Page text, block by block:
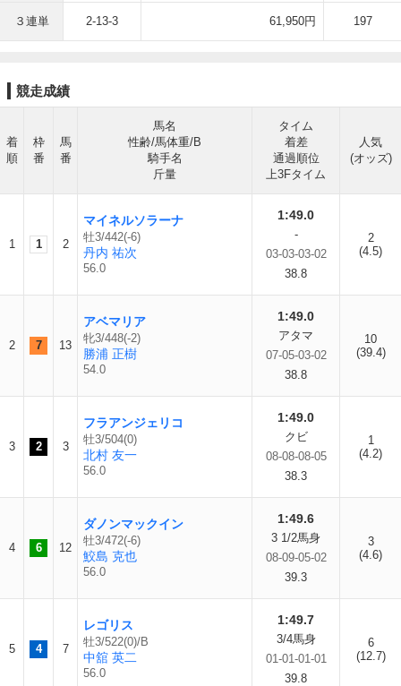
３連単 2-13-3 61,950円 197
競走成績
着
順
枠
番
馬
番
馬名
性齢/馬体重/B
騎手名
斤量
タイム
着差
通過順位
上3Fタイム
人気
(オッズ)
1 1 2
マイネルソラーナ
牡3/442(-6)
丹内 祐次
56.0
1:49.0
-
03-03-03-02
38.8
2
(4.5)
2 7 13
アベマリア
牝3/448(-2)
勝浦 正樹
54.0
1:49.0
アタマ
07-05-03-02
38.8
10
(39.4)
3 2 3
フラアンジェリコ
牡3/504(0)
北村 友一
56.0
1:49.0
クビ
08-08-08-05
38.3
1
(4.2)
4 6 12
ダノンマックイン
牡3/472(-6)
鮫島 克也
56.0
1:49.6
3 1/2馬身
08-09-05-02
39.3
3
(4.6)
5 4 7
レゴリス
牡3/522(0)/B
中舘 英二
56.0
1:49.7
3/4馬身
01-01-01-01
39.8
6
(12.7)